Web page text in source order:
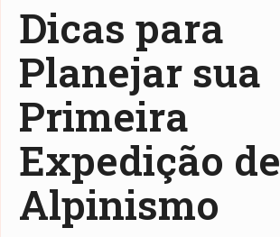
Dicas para
Planejar sua
Primeira
Expedição de
Alpinismo